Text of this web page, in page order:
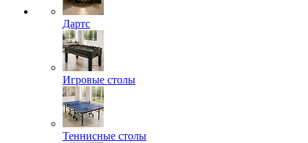
Дартс
Игровые столы
Теннисные столы